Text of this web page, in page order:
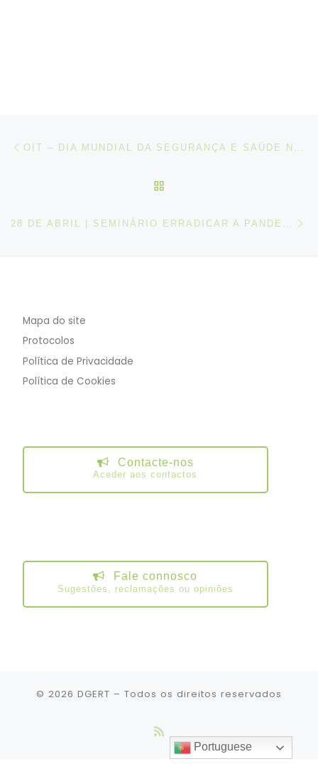
Post navigation
Mapa do site
Protocolos
Política de Privacidade
Política de Cookies
Contacte-nos
Aceder aos contactos
Fale connosco
Sugestões, reclamações ou opiniões
© 2026 DGERT – Todos os direitos reservados
Portuguese